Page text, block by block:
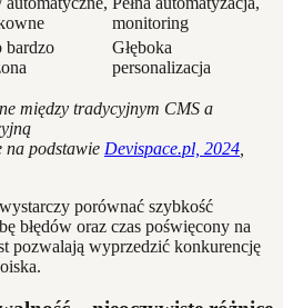
monitoring
bardzo
Głęboka
personalizacja
między tradycyjnym CMS a
na podstawie Devispace.pl, 2024
porównać szybkość
błędów oraz czas poświęcony na
pozwalają wyprzedzić konkurencję